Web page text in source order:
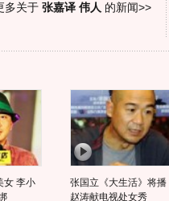
多关于 张嘉译 伟人 的新闻>>
女 李小
张国立《大生活》将播
赵涛献电视处女秀